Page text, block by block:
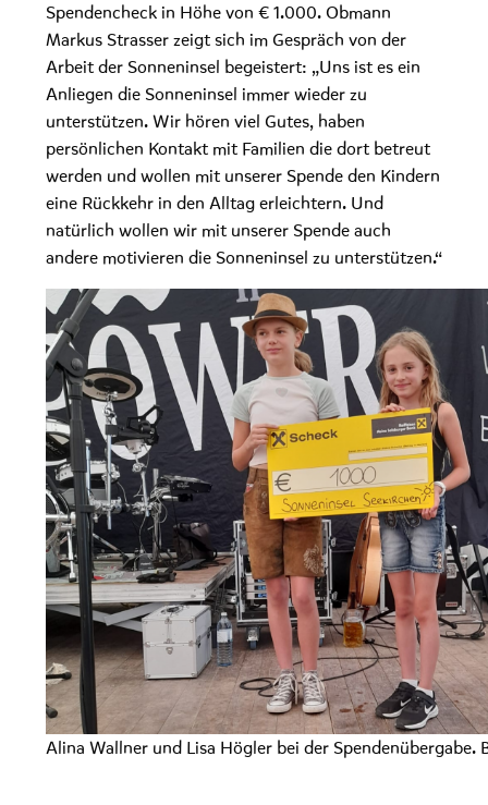
Spendencheck in Höhe von € 1.000. Obmann
Markus Strasser zeigt sich im Gespräch von der
Arbeit der Sonneninsel begeistert: „Uns ist es ein
Anliegen die Sonneninsel immer wieder zu
unterstützen. Wir hören viel Gutes, haben
persönlichen Kontakt mit Familien die dort betreut
werden und wollen mit unserer Spende den Kindern
eine Rückkehr in den Alltag erleichtern. Und
natürlich wollen wir mit unserer Spende auch
andere motivieren die Sonneninsel zu unterstützen.“
Alina Wallner und Lisa Högler bei der Spendenübergabe.